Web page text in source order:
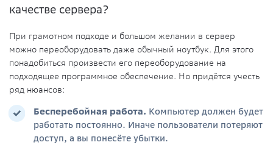
качестве сервера?
При грамотном подходе и большом желании в сервер
можно переоборудовать даже обычный ноутбук. Для этого
понадобиться произвести его переоборудование на
подходящее программное обеспечение. Но придётся учесть
ряд нюансов:
Бесперебойная работа. Компьютер должен будет
работать постоянно. Иначе пользователи потеряют
доступ, а вы понесёте убытки.